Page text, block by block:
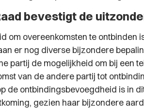
bevestigt de
om overeenkomsten te ontbinden
er nog diverse bijzondere
partij de mogelijkheid om bij een
van de andere partij tot
de ontbindingsbevoegdheid is in
gezien haar bijzondere